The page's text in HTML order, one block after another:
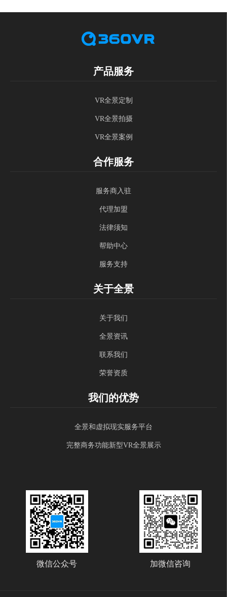
产品服务
VR全景定制
VR全景拍摄
VR全景案例
合作服务
服务商入驻
代理加盟
法律须知
帮助中心
服务支持
关于全景
关于我们
全景资讯
联系我们
荣誉资质
我们的优势
全景和虚拟现实服务平台
完整商务功能新型VR全景展示
微信公众号 加微信咨询